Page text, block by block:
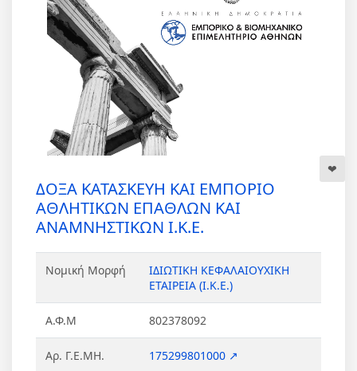
ΔΟΞΑ ΚΑΤΑΣΚΕΥΗ ΚΑΙ ΕΜΠΟΡΙΟ
ΑΘΛΗΤΙΚΩΝ ΕΠΑΘΛΩΝ ΚΑΙ
ΑΝΑΜΝΗΣΤΙΚΩΝ Ι.Κ.Ε.
Νομική Μορφή
ΙΔΙΩΤΙΚΗ ΚΕΦΑΛΑΙΟΥΧΙΚΗ
ΕΤΑΙΡΕΙΑ (Ι.Κ.Ε.)
Α.Φ.Μ 802378092
Αρ. Γ.Ε.ΜΗ. 175299801000 ↗